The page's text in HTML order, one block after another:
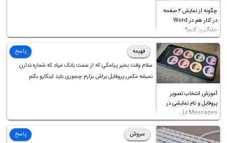
چگونه از نمایش ۲ صفحه
در کنار هم در Word
جلوگیری کنیم؟
آموزش انتخاب تصویر
پروفایل و نام نمایشی در
Messages اپل
فهیمه
سلام وقت بخیر پیامکی که از سمت بانک میاد که شماره ندارن
نمیشه عکس پروفایل براش بزارم چجوری باید اینکارو بکنم
پاسخ
سروش
پاسخ